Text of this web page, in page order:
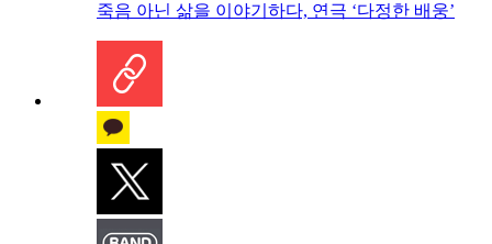
죽음 아닌 삶을 이야기하다, 연극 ‘다정한 배웅’